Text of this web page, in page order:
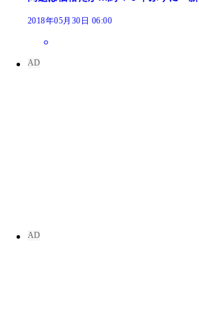
2018年05月30日 06:00